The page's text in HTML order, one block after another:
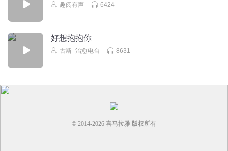
趣阅有声 6424
好想抱抱你
古斯_治愈电台 8631
© 2014-2026 喜马拉雅 版权所有